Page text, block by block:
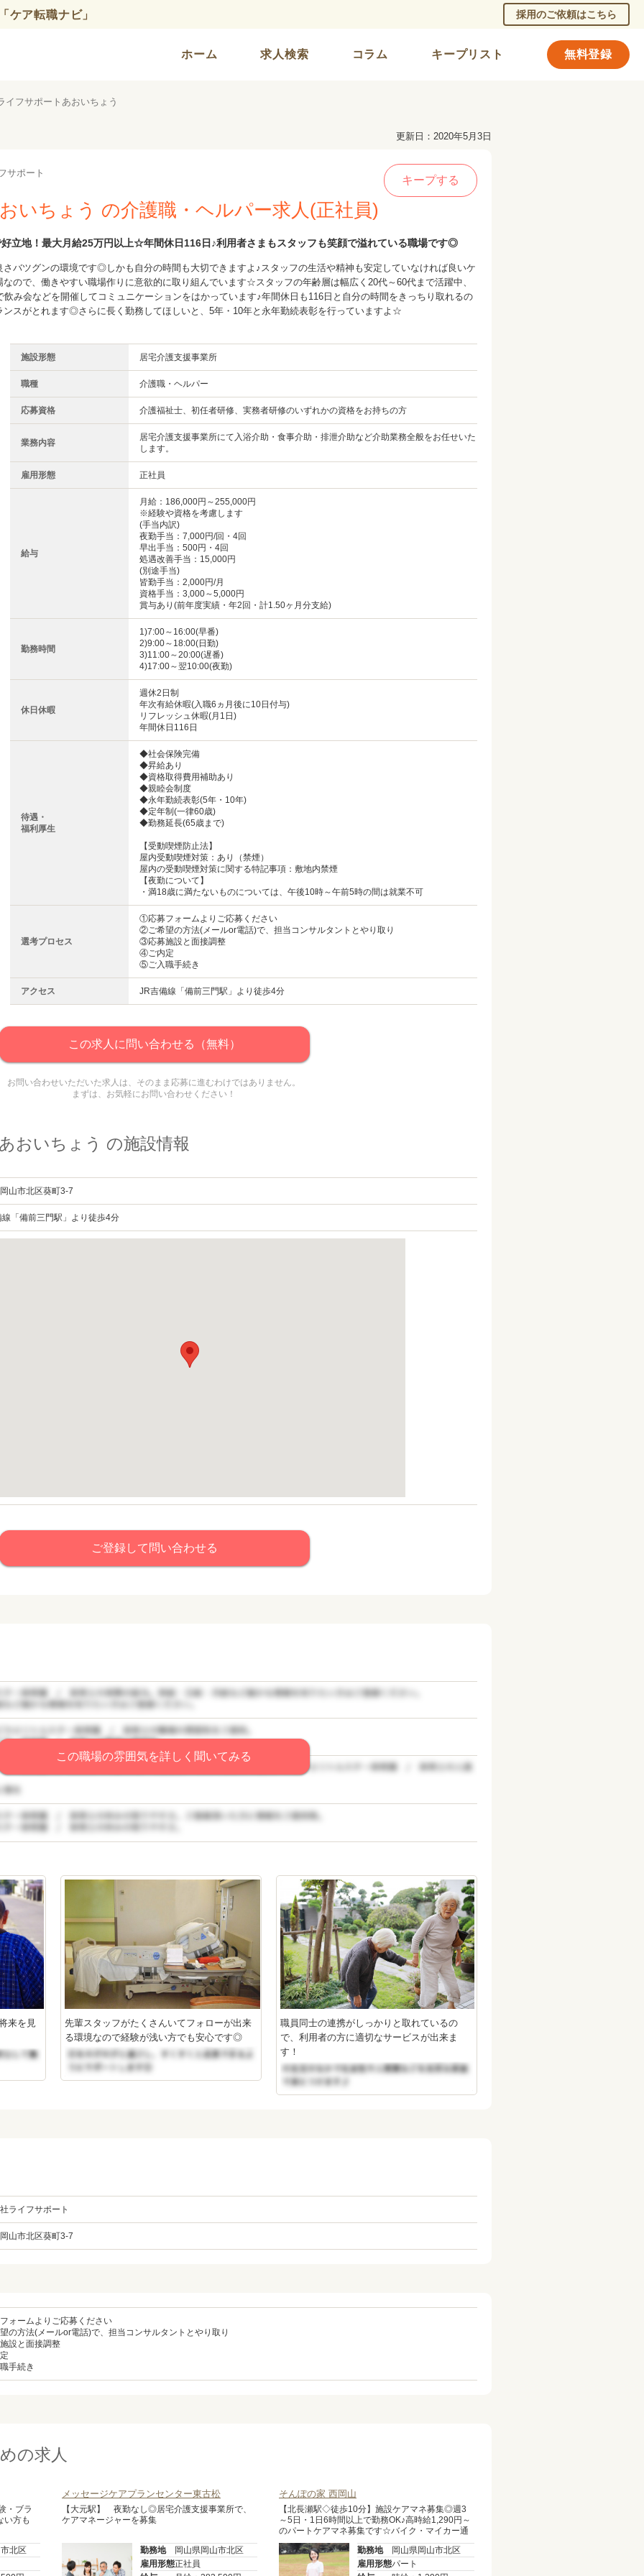
ケア転職ナビ」 採用のご依頼はこちら
ホーム 求人検索 コラム キープリスト 無料登録
イフサポートあおいちょう
更新日：2020年5月3日
サポート
いちょう の介護職・ヘルパー求人(正社員)
立地！最大月給25万円以上☆年間休日116日♪利用者さまもスタッフも笑顔で溢れている職場です◎
バツグンの環境です◎しかも自分の時間も大切できますよ♪スタッフの生活や精神も安定していなければ良いケ
ので、働きやすい職場作りに意欲的に取り組んでいます☆スタッフの年齢層は幅広く20代～60代まで活躍中、
み会などを開催してコミュニケーションをはかっています♪年間休日も116日と自分の時間をきっちり取れるの
ンスがとれます◎さらに長く勤務してほしいと、5年・10年と永年勤続表彰を行っていますよ☆
キープする
施設形態 居宅介護支援事業所
職種 介護職・ヘルパー
応募資格 介護福祉士、初任者研修、実務者研修のいずれかの資格をお持ちの方
業務内容
居宅介護支援事業所にて入浴介助・食事介助・排泄介助など介助業務全般をお任せいた
します。
雇用形態 正社員
給与
月給：186,000円～255,000円
※経験や資格を考慮します
(手当内訳)
夜勤手当：7,000円/回・4回
早出手当：500円・4回
処遇改善手当：15,000円
(別途手当)
皆勤手当：2,000円/月
資格手当：3,000～5,000円
賞与あり(前年度実績・年2回・計1.50ヶ月分支給)
勤務時間
1)7:00～16:00(早番)
2)9:00～18:00(日勤)
3)11:00～20:00(遅番)
4)17:00～翌10:00(夜勤)
休日休暇
週休2日制
年次有給休暇(入職6ヵ月後に10日付与)
リフレッシュ休暇(月1日)
年間休日116日
待遇・
福利厚生
◆社会保険完備
◆昇給あり
◆資格取得費用補助あり
◆親睦会制度
◆永年勤続表彰(5年・10年)
◆定年制(一律60歳)
◆勤務延長(65歳まで)
【受動喫煙防止法】
屋内受動喫煙対策：あり（禁煙）
屋内の受動喫煙対策に関する特記事項：敷地内禁煙
【夜勤について】
・満18歳に満たないものについては、午後10時～午前5時の間は就業不可
選考プロセス
①応募フォームよりご応募ください
②ご希望の方法(メールor電話)で、担当コンサルタントとやり取り
③応募施設と面接調整
④ご内定
⑤ご入職手続き
アクセス JR吉備線「備前三門駅」より徒歩4分
この求人に問い合わせる（無料）
お問い合わせいただいた求人は、そのまま応募に進むわけではありません。
まずは、お気軽にお問い合わせください！
おいちょう の施設情報
山市北区葵町3-7
線「備前三門駅」より徒歩4分
ご登録して問い合わせる
この職場の雰囲気を詳しく聞いてみる
来を見
先輩スタッフがたくさんいてフォローが出来
る環境なので経験が浅い方でも安心です◎
職員同士の連携がしっかりと取れているの
で、利用者の方に適切なサービスが出来ま
す！
ライフサポート
山市北区葵町3-7
ォームよりご応募ください
の方法(メールor電話)で、担当コンサルタントとやり取り
設と面接調整
手続き
の求人
・ブラ
い方も
北区
メッセージケアプランセンター東古松
【大元駅】 夜勤なし◎居宅介護支援事業所で、
ケアマネージャーを募集
勤務地
岡山県岡山市北区
雇用形態正社員
そんぽの家 西岡山
【北長瀬駅◇徒歩10分】施設ケアマネ募集◎週3
～5日・1日6時間以上で勤務OK♪高時給1,290円～
のパートケアマネ募集です☆バイク・マイカー通
勤OK♪主婦(夫)活躍中◎ブランクのある方も歓迎♪
勤務地
岡山県岡山市北区
雇用形態パート